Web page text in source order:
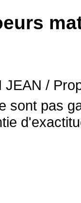
JEAN /
sont pas